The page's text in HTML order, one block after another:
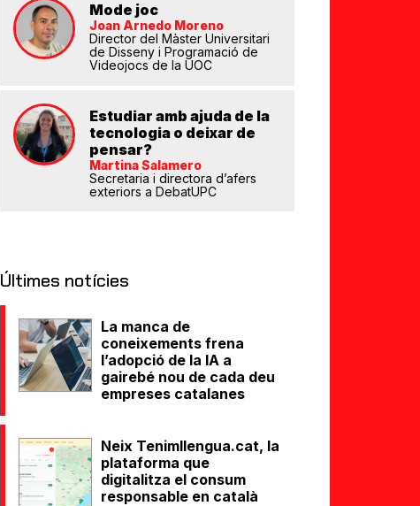
Mode joc
Joan Arnedo Moreno
Director del Màster Universitari
de Disseny i Programació de
Videojocs de la UOC
Estudiar amb ajuda de la
tecnologia o deixar de
pensar?
Martina Salamero
Secretaria i directora d’afers
exteriors a DebatUPC
Últimes notícies
La manca de
coneixements frena
l’adopció de la IA a
gairebé nou de cada deu
empreses catalanes
Neix Tenimllengua.cat, la
plataforma que
digitalitza el consum
responsable en català